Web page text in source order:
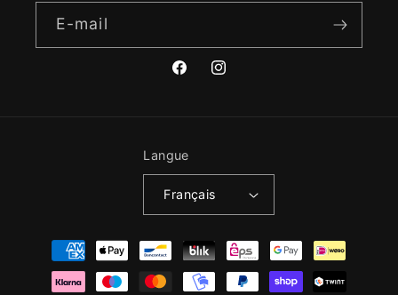
E-mail
FacebookInstagram
Langue
Français
Moyens
de
paiement